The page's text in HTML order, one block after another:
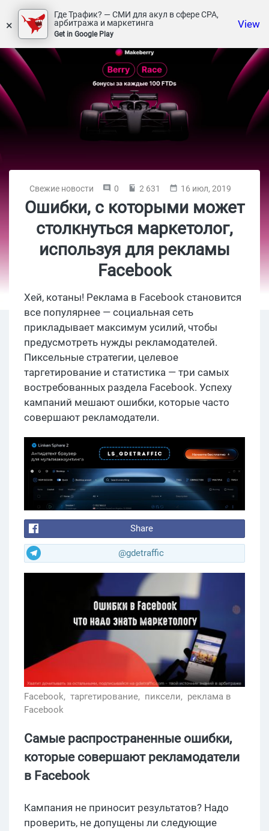
×
Где Трафик? — СМИ для акул в сфере СРА,
арбитража и маркетинга
Get in Google Play
View
Свежие новости 0 2 631 16 июл, 2019
Ошибки, с которыми может
столкнуться маркетолог,
используя для рекламы
Facebook
Хей, котаны! Реклама в Facebook становится
все популярнее — социальная сеть
прикладывает максимум усилий, чтобы
предусмотреть нужды рекламодателей.
Пиксельные стратегии, целевое
таргетирование и статистика — три самых
востребованных раздела Facebook. Успеху
кампаний мешают ошибки, которые часто
совершают рекламодатели.
Share
@gdetraffic
Facebook, таргетирование, пиксели, реклама в
Facebook
Самые распространенные ошибки,
которые совершают рекламодатели
в Facebook
Кампания не приносит результатов? Надо
проверить, не допущены ли следующие